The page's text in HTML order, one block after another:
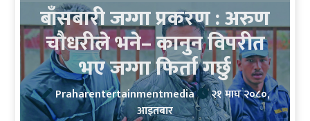
बाँसबारी जग्गा प्रकरण : अरुण
चौधरीले भने– कानुन विपरीत
भए जग्गा फिर्ता गर्छु
Praharentertainmentmedia २१ माघ २०८०,
आइतबार